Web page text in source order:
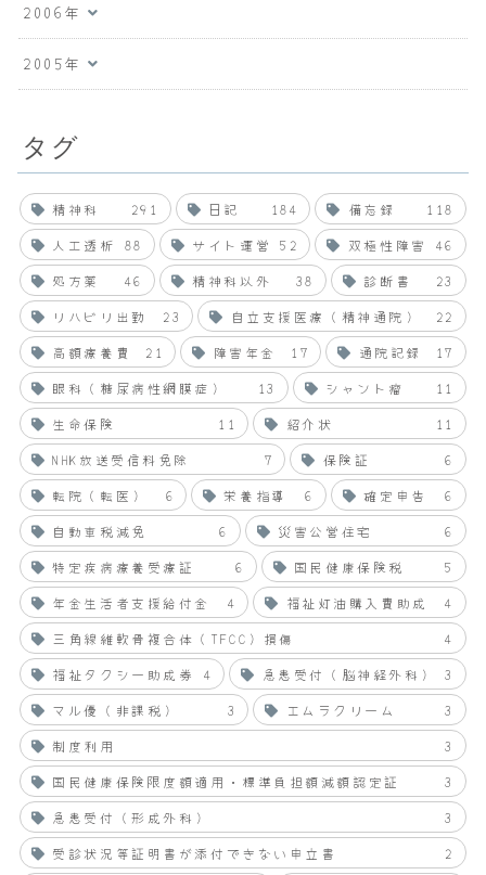
2006年
2005年
タグ
精神科 291 日記 184 備忘録
118
人工透析
88 サイト運営 52 双極性障害
46
処方薬
46 精神科以外 38 診断書
23
リハビリ出勤
23 自立支援医療（精神通院）
22
高額療養費
21 障害年金 17 通院記録
17
眼科（糖尿病性網膜症）
13 シャント瘤
11
生命保険
11 紹介状
11
NHK放送受信料免除
7 保険証
6
転院（転医）
6 栄養指導 6 確定申告
6
自動車税減免
6 災害公営住宅
6
特定疾病療養受療証
6 国民健康保険税
5
年金生活者支援給付金
4 福祉灯油購入費助成
4
三角線維軟骨複合体（TFCC）損傷
4
福祉タクシー助成券
4 急患受付（脳神経外科）
3
マル優（非課税）
3 エムラクリーム
3
制度利用
3
国民健康保険限度額適用・標準負担額減額認定証
3
急患受付（形成外科）
3
受診状況等証明書が添付できない申立書
2